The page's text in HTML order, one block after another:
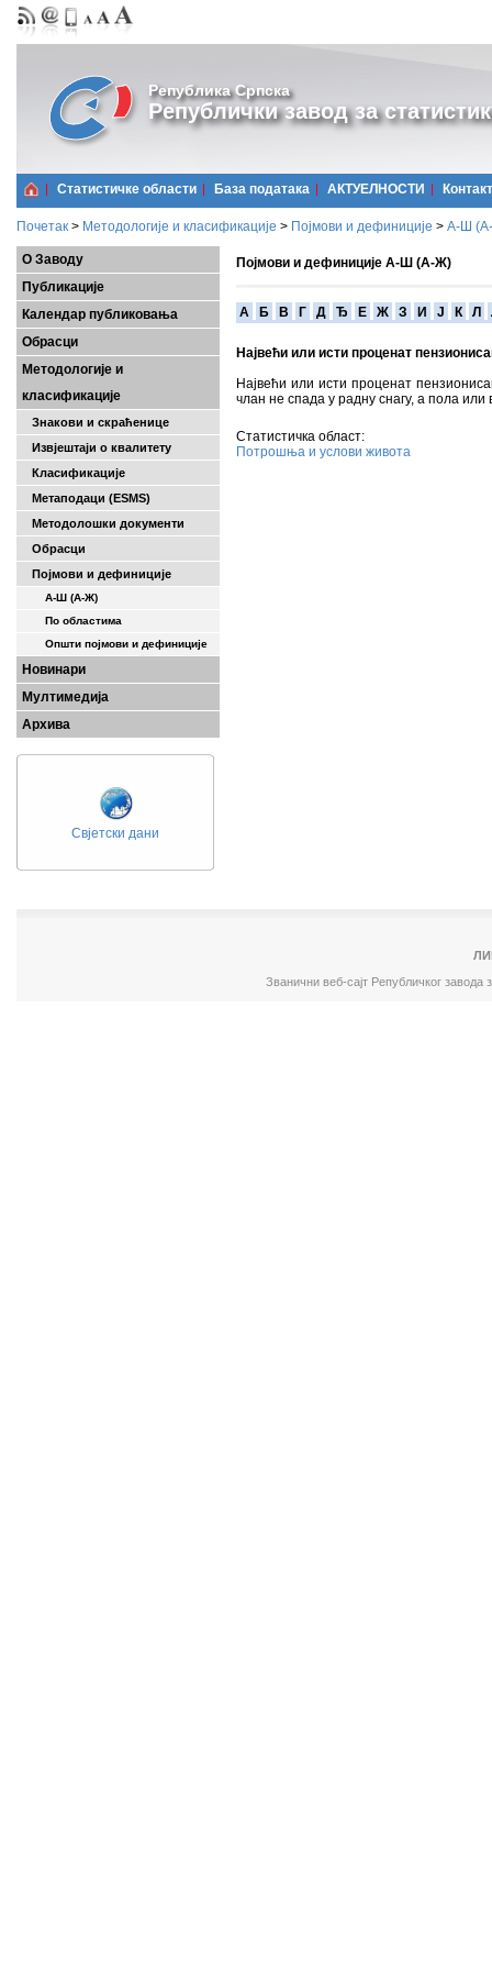
Република Српска
Републички завод за
Статистичке области Базa података АКТУЕЛНОСТИ Контакт
Почетак > Методологије и класификације > Појмови и дефиниције > А-Ш
О Заводу
Публикације
Календар публиковања
Обрасци
Методологије и
класификације
Знакови и скраћенице
Извјештаји о квалитету
Класификације
Метаподаци (ESMS)
Методолошки документи
Обрасци
Појмови и дефиниције
А-Ш (A-Ж)
По областима
Општи појмови и дефиниције
Новинари
Мултимедија
Архива
Свјетски дани
Појмови и дефиниције А-Ш (А-Ж)
A Б В Г Д Ђ Е Ж З И Ј К Л
Највећи или исти проценат
Највећи или исти проценат
члан не спада у радну снагу, а пола
Статистичка област:
Потрошња и услови живота
Званични веб-сајт Републичког